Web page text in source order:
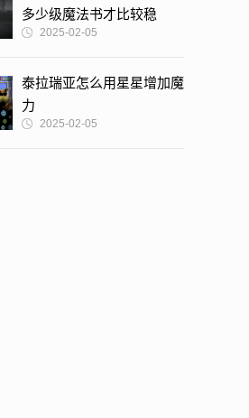
多少级魔法书才比较稳
2025-02-05
泰拉瑞亚怎么用星星增加魔
力
2025-02-05